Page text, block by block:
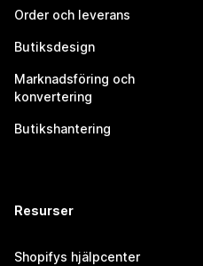
Order och leverans
Butiksdesign
Marknadsföring och
konvertering
Butikshantering
Resurser
Shopifys hjälpcenter